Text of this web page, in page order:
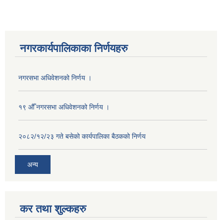
नगरकार्यपालिकाका निर्णयहरु
नगरसभा अधिवेशनको निर्णय ।
१९ औँ नगरसभा अधिवेशनको निर्णय ।
२०८२/१२/२३ गते बसेको कार्यपालिका बैठकको निर्णय
अन्य
कर तथा शुल्कहरु